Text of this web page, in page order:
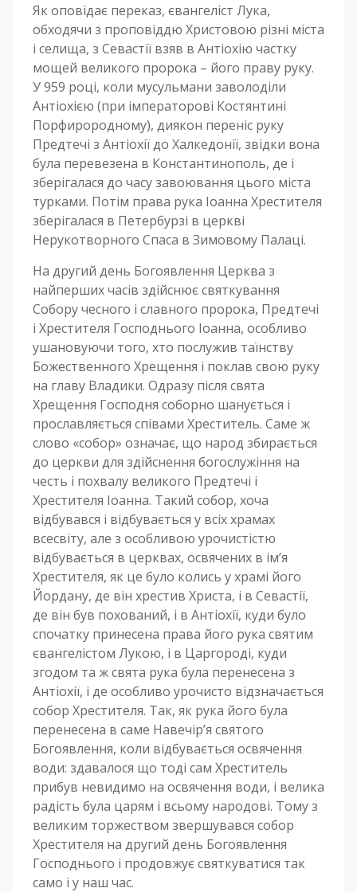
Як оповідає переказ, євангеліст Лука,
обходячи з проповіддю Христовою різні міста
і селища, з Севастії взяв в Антіохію частку
мощей великого пророка – його праву руку.
У 959 році, коли мусульмани заволоділи
Антіохією (при імператорові Костянтині
Порфирородному), диякон переніс руку
Предтечі з Антіохії до Xалкедонії, звідки вона
була перевезена в Константинополь, де і
зберігалася до часу завоювання цього міста
турками. Потім права рука Іоанна Хрестителя
зберігалася в Петербурзі в церкві
Нерукотворного Спаса в Зимовому Палаці.
На другий день Богоявлення Церква з
найперших часів здійснює святкування
Собору чесного і славного пророка, Предтечі
і Хрестителя Господнього Іоанна, особливо
ушановуючи того, хто послужив таїнству
Божественного Хрещення і поклав свою руку
на главу Владики. Одразу після свята
Хрещення Господня соборно шанується і
прославляється співами Хреститель. Саме ж
слово «собор» означає, що народ збирається
до церкви для здійснення богослужіння на
честь і похвалу великого Предтечі і
Хрестителя Іоанна. Такий собор, хоча
відбувався і відбувається у всіх храмах
всесвіту, але з особливою урочистістю
відбувається в церквах, освячених в ім’я
Хрестителя, як це було колись у храмі його
Йордану, де він хрестив Христа, і в Севастії,
де він був похований, і в Антіохії, куди було
спочатку принесена права його рука святим
євангелістом Лукою, і в Царгороді, куди
згодом та ж свята рука була перенесена з
Антіохії, і де особливо урочисто відзначається
собор Хрестителя. Так, як рука його була
перенесена в саме Навечір’я святого
Богоявлення, коли відбувається освячення
води: здавалося що тоді сам Хреститель
прибув невидимо на освячення води, і велика
радість була царям і всьому народові. Тому з
великим торжеством звершувався собор
Хрестителя на другий день Богоявлення
Господнього і продовжує святкуватися так
само і у наш час.